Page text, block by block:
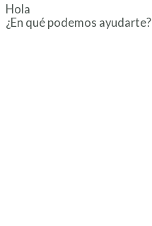
Hola
¿En qué podemos ayudarte?